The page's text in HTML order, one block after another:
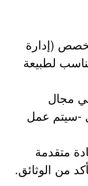
(إدارة
لطبيعة
مجال
-سيتم عمل
متقدمة
من الوثائق.